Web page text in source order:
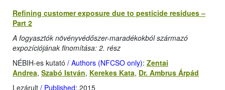
Refining customer exposure due to pesticide residues –
Part 2
A fogyasztók növényvédőszer-maradékokból származó
expozíciójának finomítása: 2. rész
NÉBIH-es kutató / Authors (NFCSO only): Zentai
Andrea, Szabó István, Kerekes Kata, Dr. Ambrus Árpád
Lezárult / Published: 2015